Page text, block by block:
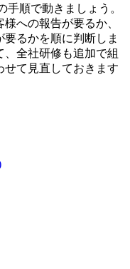
手順で動きましょう。
への報告が要るか、
るかを順に判断しま
全社研修も追加で組
せて見直しておきます